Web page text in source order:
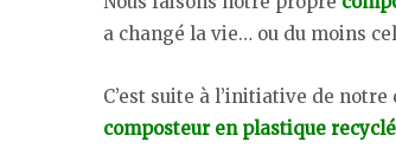
a changé la vie… ou du moins
C’est suite à l’initiative de
composteur en plastique